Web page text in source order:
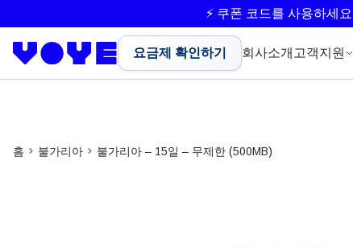
⚡ 쿠폰 코드를 사용하세요
요금제 확인하기 회사소개 고객지원
홈 불가리아 불가리아 – 15일 – 무제한 (500MB)